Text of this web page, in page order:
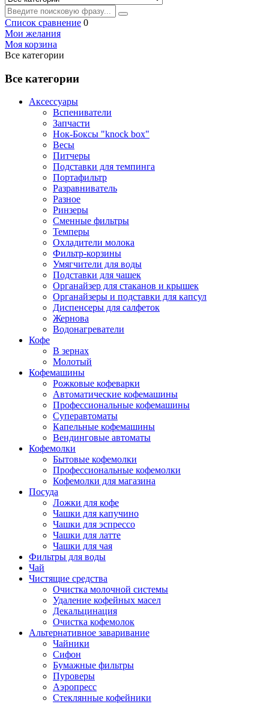
Список сравнение 0
Мои желания
Моя корзина
Все категории
Все категории
Аксессуары
Вспениватели
Запчасти
Нок-Боксы "knock box"
Весы
Питчеры
Подставки для темпинга
Портафильтр
Разравниватель
Разное
Ринзеры
Сменные фильтры
Темперы
Охладители молока
Фильтр-корзины
Умягчители для воды
Подставки для чашек
Органайзер для стаканов и крышек
Органайзеры и подставки для капсул
Диспенсеры для салфеток
Жернова
Водонагреватели
Кофе
В зернах
Молотый
Кофемашины
Рожковые кофеварки
Автоматические кофемашины
Профессиональные кофемашины
Суперавтоматы
Капельные кофемашины
Вендинговые автоматы
Кофемолки
Бытовые кофемолки
Профессиональные кофемолки
Кофемолки для магазина
Посуда
Ложки для кофе
Чашки для капучино
Чашки для эспрессо
Чашки для латте
Чашки для чая
Фильтры для воды
Чай
Чистящие средства
Очистка молочной системы
Удаление кофейных масел
Декальцинация
Очистка кофемолок
Альтернативное заваривание
Чайники
Сифон
Бумажные фильтры
Пуроверы
Аэропресс
Стеклянные кофейники